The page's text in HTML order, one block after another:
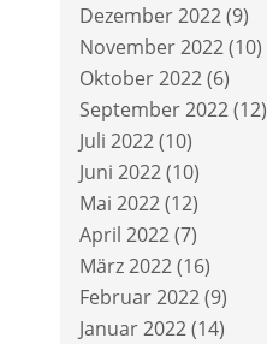
Dezember 2022(9)
November 2022(10)
Oktober 2022(6)
September 2022(12)
Juli 2022(10)
Juni 2022(10)
Mai 2022(12)
April 2022(7)
März 2022(16)
Februar 2022(9)
Januar 2022(14)